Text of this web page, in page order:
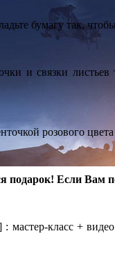
бумагу так,
и связки
розового
Если Вам
: мастер-класс +